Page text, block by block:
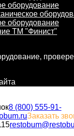
оборудование
оборудование
ТМ "Финист"
8 (800) 555-91-
Заказать